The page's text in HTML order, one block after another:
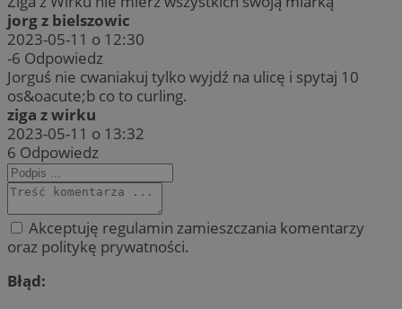
jorg z bielszowic
2023-05-11 o 12:30
-6 Odpowiedz
Jorguś nie cwaniakuj tylko wyjdź na ulicę i spytaj 10
os&oacute;b co to curling.
ziga z wirku
2023-05-11 o 13:32
6 Odpowiedz
Akceptuję regulamin zamieszczania komentarzy
oraz politykę prywatności.
Błąd: